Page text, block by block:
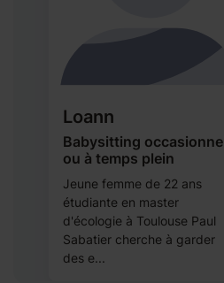
Loann
Babysitting
ou à temps plein
Jeune femme de 22 ans
étudiante en master
d'écologie à Toulouse Paul
Sabatier cherche à garder
des e...